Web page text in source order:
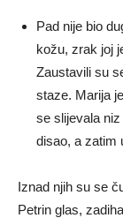
Pad nije bio
kožu, zrak joj
Zaustavili su
staze. Marija
se slijevala
disao, a zatim
Iznad njih su se
Petrin glas,